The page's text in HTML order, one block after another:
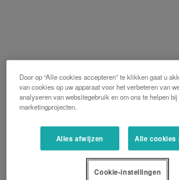
Door op “Alle cookies accepteren” te klikken gaat u
van cookies op uw apparaat voor het verbeteren van
analyseren van websitegebruik en om ons te helpen bij
marketingprojecten.
Alles afwijzen Alle cookies
Cookie-instellingen